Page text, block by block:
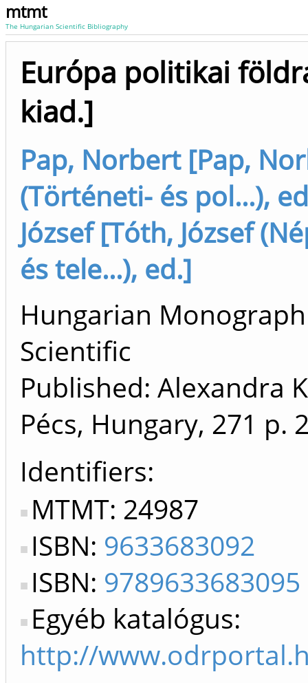
mtmt
The Hungarian Scientific Bibliography
Európa politikai
kiad.]
Pap, Norbert [Pap,
(Történeti- és pol...),
József [Tóth, József
és tele...), ed.]
Hungarian
Scientific
Published: Alexandra
Pécs, Hungary, 271 p.
Identifiers
MTMT: 24987
ISBN: 9633683092
ISBN: 9789633683095
Egyéb katalógus:
http://